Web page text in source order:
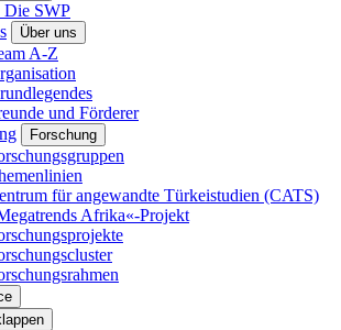
Die SWP
Über uns
A-Z
und Förderer
Forschung
für angewandte Türkeistudien (CATS)
Afrika«-Projekt